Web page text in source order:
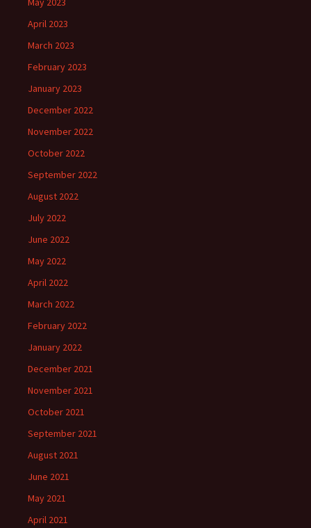
April 2023
March 2023
February 2023
January 2023
December 2022
November 2022
October 2022
September 2022
August 2022
July 2022
June 2022
May 2022
April 2022
March 2022
February 2022
January 2022
December 2021
November 2021
October 2021
September 2021
August 2021
June 2021
May 2021
April 2021